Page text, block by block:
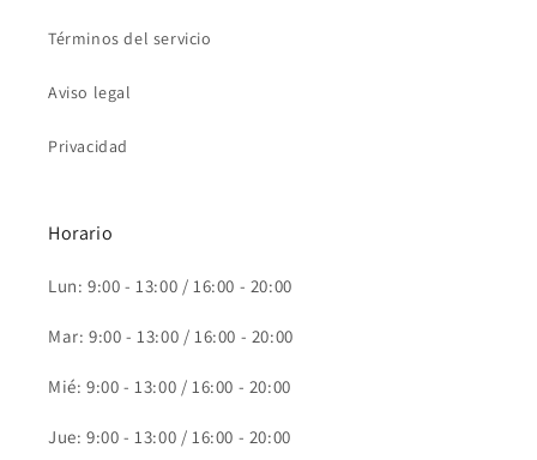
Términos del servicio
Aviso legal
Privacidad
Horario
Lun: 9:00 - 13:00 / 16:00 - 20:00
Mar: 9:00 - 13:00 / 16:00 - 20:00
Mié: 9:00 - 13:00 / 16:00 - 20:00
Jue: 9:00 - 13:00 / 16:00 - 20:00